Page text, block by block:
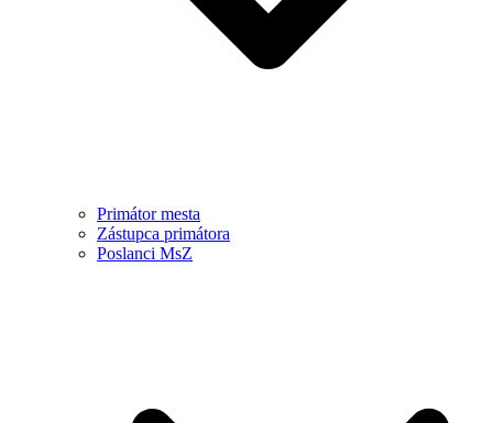
Primátor mesta
Zástupca primátora
Poslanci MsZ